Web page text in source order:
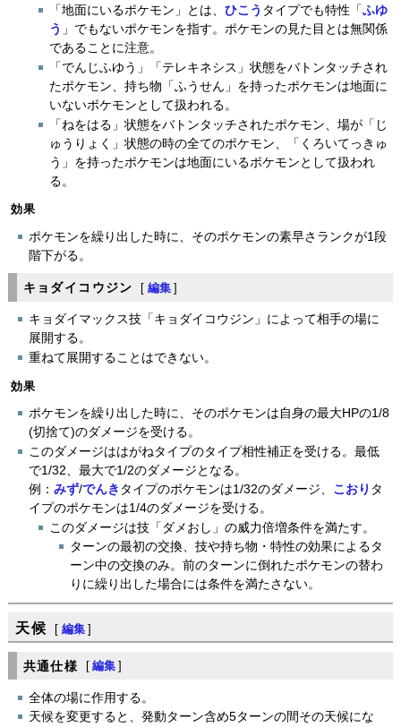
「地面にいるポケモン」とは、ひこう タイプでも特性「ふゆ
う 」でもないポケモンを指す。ポケモンの見た目とは無関係
であることに注意。
「でんじふゆう」「テレキネシス」状態をバトンタッチされ
たポケモン、持ち物「ふうせん」を持ったポケモンは地面に
いないポケモンとして扱われる。
「ねをはる」状態をバトンタッチされたポケモン、場が「じ
ゅうりょく」状態の時の全てのポケモン、「くろいてっきゅ
う」を持ったポケモンは地面にいるポケモンとして扱われ
る。
効果
ポケモンを繰り出した時に、そのポケモンの素早さランクが1段
階下がる。
キョダイコウジン [ 編集 ]
キョダイマックス技「キョダイコウジン」によって相手の場に
展開する。
重ねて展開することはできない。
効果
ポケモンを繰り出した時に、そのポケモンは自身の最大HPの1/8
(切捨て)のダメージを受ける。
このダメージははがねタイプのタイプ相性補正を受ける。最低
で1/32、最大で1/2のダメージとなる。
例：みず/でんき タイプのポケモンは1/32のダメージ、 こおり タ
イプのポケモンは1/4のダメージを受ける。
このダメージは技「ダメおし」の威力倍増条件を満たす。
ターンの最初の交換、技や持ち物・特性の効果によるタ
ーン中の交換のみ。前のターンに倒れたポケモンの替わ
りに繰り出した場合には条件を満たさない。
天候 [ 編集 ]
共通仕様 [ 編集 ]
全体の場に作用する。
天候を変更すると、発動ターン含め5ターンの間その天候にな